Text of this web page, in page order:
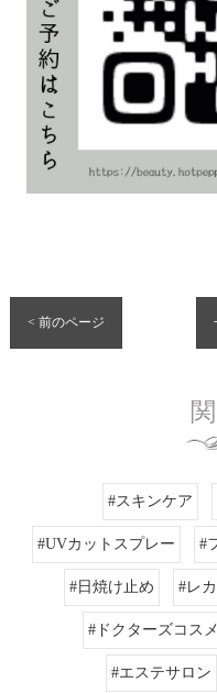
< 前のページ
#スキンケア
#UVカットスプレー #
#日焼け止め #レ
#ドクターズコスメ
#エステサロン